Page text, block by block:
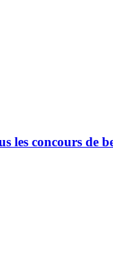
les concours de